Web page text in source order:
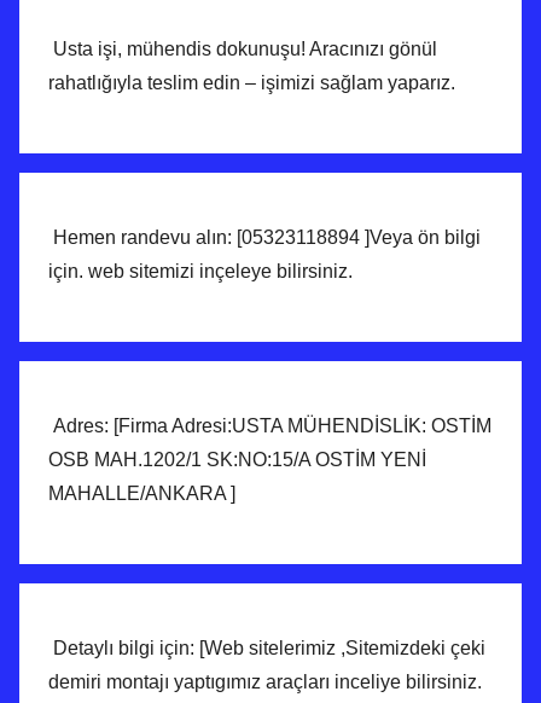
Usta işi, mühendis dokunuşu! Aracınızı gönül
rahatlığıyla teslim edin – işimizi sağlam yaparız.
Hemen randevu alın: [05323118894 ]Veya ön bilgi
için. web sitemizi inçeleye bilirsiniz.
Adres: [Firma Adresi:USTA MÜHENDİSLİK: OSTİM
OSB MAH.1202/1 SK:NO:15/A OSTİM YENİ
MAHALLE/ANKARA ]
Detaylı bilgi için: [Web sitelerimiz ,Sitemizdeki çeki
demiri montajı yaptıgımız araçları inceliye bilirsiniz.